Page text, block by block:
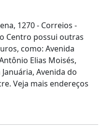
1270 - Correios -
Centro possui outras
como: Avenida
Elias Moisés,
Avenida do
Veja mais endereços